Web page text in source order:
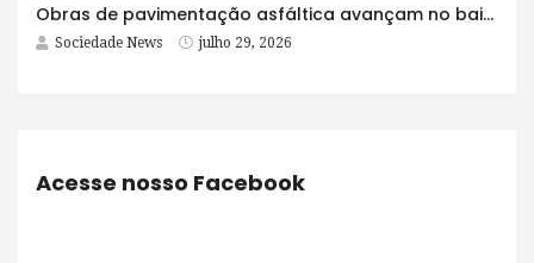
Obras de pavimentação asfáltica avançam no bairro Brasília e chegam a mais quatro ruas
Sociedade News julho 29, 2026
Acesse nosso Facebook